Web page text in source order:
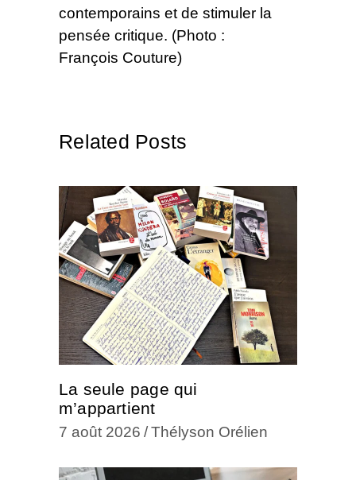
contemporains et de stimuler la
pensée critique. (Photo :
François Couture)
Related Posts
La seule page qui
m’appartient
7 août 2026 Thélyson Orélien